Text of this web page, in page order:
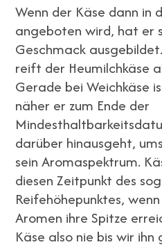
Wenn der Käse dann in
angeboten wird, hat er
Geschmack
reift der Heumilchkäse
Gerade bei Weichkäse
näher er zum Ende der
darüber hinausgeht,
sein Aromaspektrum.
diesen Zeitpunkt des
Reifehöhepunktes,
Aromen ihre Spitze
Käse also nie bis wir ihn